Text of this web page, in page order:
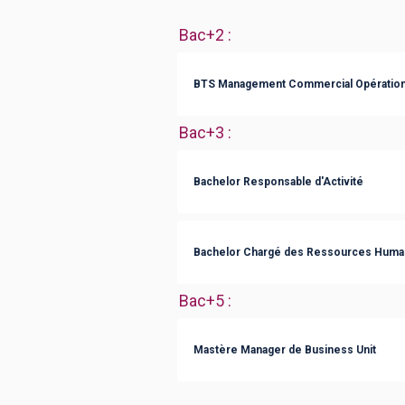
Bac+2 :
BTS Management Commercial
Bac+3 :
Bachelor Responsable d'Activité
Bachelor Chargé des Ressources
Bac+5 :
Mastère Manager de Business Unit